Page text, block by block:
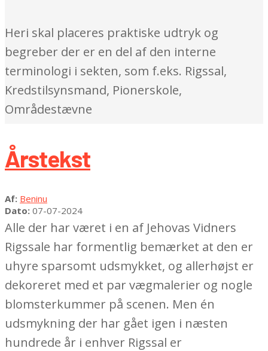
Heri skal placeres praktiske udtryk og
begreber der er en del af den interne
terminologi i sekten, som f.eks. Rigssal,
Kredstilsynsmand, Pionerskole,
Områdestævne
Årstekst
2024-
07-
07
Af: Beninu
Dato: 07-07-2024
Alle der har været i en af Jehovas Vidners
Rigssale har formentlig bemærket at den er
uhyre sparsomt udsmykket, og allerhøjst er
dekoreret med et par vægmalerier og nogle
blomsterkummer på scenen. Men én
udsmykning der har gået igen i næsten
hundrede år i enhver Rigssal er